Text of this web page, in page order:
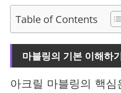
Table of Contents
마블링의 기본 이해하
아크릴 마블링의 핵